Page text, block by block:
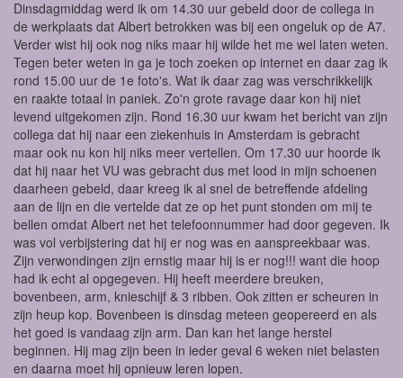
Dinsdagmiddag werd ik om 14.30 uur gebeld door de collega in
de werkplaats dat Albert betrokken was bij een ongeluk op de A7.
Verder wist hij ook nog niks maar hij wilde het me wel laten weten.
Tegen beter weten in ga je toch zoeken op internet en daar zag ik
rond 15.00 uur de 1e foto's. Wat ik daar zag was verschrikkelijk
en raakte totaal in paniek. Zo'n grote ravage daar kon hij niet
levend uitgekomen zijn. Rond 16.30 uur kwam het bericht van zijn
collega dat hij naar een ziekenhuis in Amsterdam is gebracht
maar ook nu kon hij niks meer vertellen. Om 17.30 uur hoorde ik
dat hij naar het VU was gebracht dus met lood in mijn schoenen
daarheen gebeld, daar kreeg ik al snel de betreffende afdeling
aan de lijn en die vertelde dat ze op het punt stonden om mij te
bellen omdat Albert net het telefoonnummer had door gegeven. Ik
was vol verbijstering dat hij er nog was en aanspreekbaar was.
Zijn verwondingen zijn ernstig maar hij is er nog!!! want die hoop
had ik echt al opgegeven. Hij heeft meerdere breuken,
bovenbeen, arm, knieschijf & 3 ribben. Ook zitten er scheuren in
zijn heup kop. Bovenbeen is dinsdag meteen geopereerd en als
het goed is vandaag zijn arm. Dan kan het lange herstel
beginnen. Hij mag zijn been in ieder geval 6 weken niet belasten
en daarna moet hij opnieuw leren lopen.